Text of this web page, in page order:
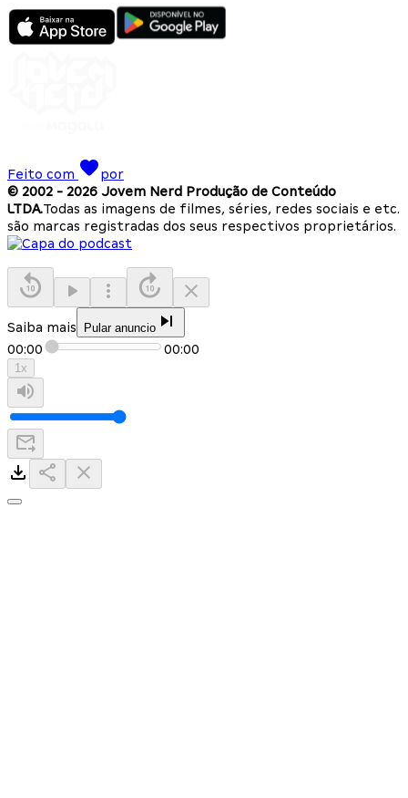
Feito com
por
© 2002 - 2026 Jovem Nerd Produção de Conteúdo
LTDA.Todas as imagens de filmes, séries, redes sociais e etc.
são marcas registradas dos seus respectivos proprietários.
Saiba mais Pular anuncio
00:00 00:00
1x